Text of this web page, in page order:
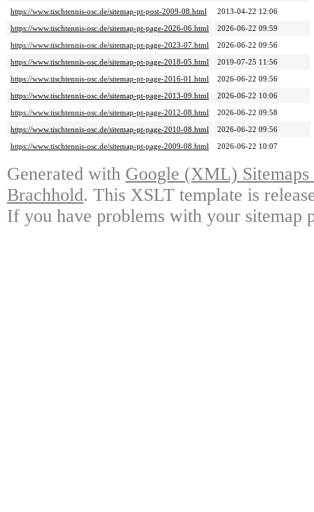
https://www.tischtennis-osc.de/sitemap-pt-post-2009-08.html
2013-04-22 12:06
https://www.tischtennis-osc.de/sitemap-pt-page-2026-06.html
2026-06-22 09:59
https://www.tischtennis-osc.de/sitemap-pt-page-2023-07.html
2026-06-22 09:56
https://www.tischtennis-osc.de/sitemap-pt-page-2018-05.html
2019-07-25 11:56
https://www.tischtennis-osc.de/sitemap-pt-page-2016-01.html
2026-06-22 09:56
https://www.tischtennis-osc.de/sitemap-pt-page-2013-09.html
2026-06-22 10:06
https://www.tischtennis-osc.de/sitemap-pt-page-2012-08.html
2026-06-22 09:58
https://www.tischtennis-osc.de/sitemap-pt-page-2010-08.html
2026-06-22 09:56
https://www.tischtennis-osc.de/sitemap-pt-page-2009-08.html
2026-06-22 10:07
Generated with Google (XML)
Brachhold. This XSLT template is
If you have problems with your sitemap